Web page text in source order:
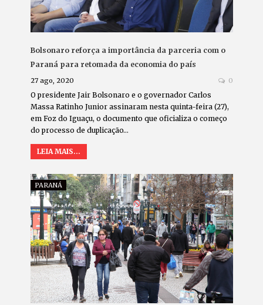
Bolsonaro reforça a importância da parceria com o
Paraná para retomada da economia do país
27 ago, 2020 0
O presidente Jair Bolsonaro e o governador Carlos
Massa Ratinho Junior assinaram nesta quinta-feira (27),
em Foz do Iguaçu, o documento que oficializa o começo
do processo de duplicação…
LEIA MAIS...
PARANÁ